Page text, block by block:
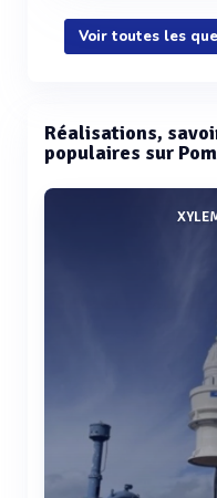
Voir toutes les
Réalisations,
populaires sur